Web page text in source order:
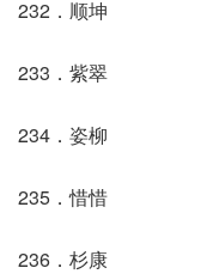
232．顺坤
233．紫翠
234．姿柳
235．惜惜
236．杉康